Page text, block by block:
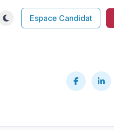
Espace Candidat